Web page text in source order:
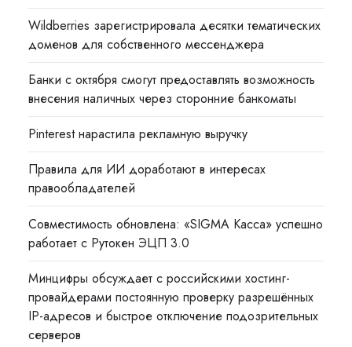
Wildberries зарегистрировала десятки тематических
доменов для собственного мессенджера
Банки с октября смогут предоставлять возможность
внесения наличных через сторонние банкоматы
Pinterest нарастила рекламную выручку
Правила для ИИ доработают в интересах
правообладателей
Совместимость обновлена: «SIGMA Касса» успешно
работает с Рутокен ЭЦП 3.0
Минцифры обсуждает с российскими хостинг-
провайдерами постоянную проверку разрешённых
IP-адресов и быстрое отключение подозрительных
серверов